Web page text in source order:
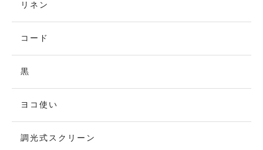
リネン
コード
黒
ヨコ使い
調光式スクリーン